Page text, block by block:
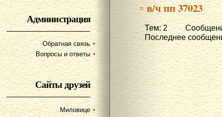
Администрация
Обратная связь
Вопросы и ответы
Сайты друзей
Миловице
▫ в/ч пп 37023
Тем: 2
Последнее